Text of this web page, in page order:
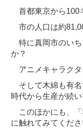
首都東京から100
市の人口は約
特に真岡市のいち
か？
アニメキャラクタ
そして木綿も有名
時代から生産が続
このほかにも、「
に触れてみてくださ